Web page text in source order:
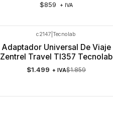
$859 + IVA
Agotado
c2147 |Tecnolab
Adaptador Universal De Viaje
Zentrel Travel Tl357 Tecnolab
$1.499 + IVA$1.859